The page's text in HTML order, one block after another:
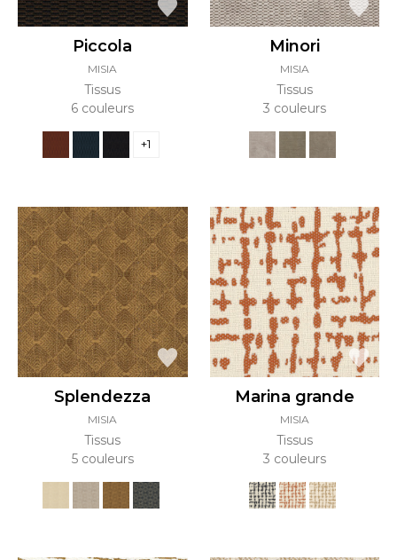
Piccola
MISIA
Tissus
6 couleurs
+1
Minori
MISIA
Tissus
3 couleurs
Splendezza
MISIA
Tissus
5 couleurs
Marina grande
MISIA
Tissus
3 couleurs